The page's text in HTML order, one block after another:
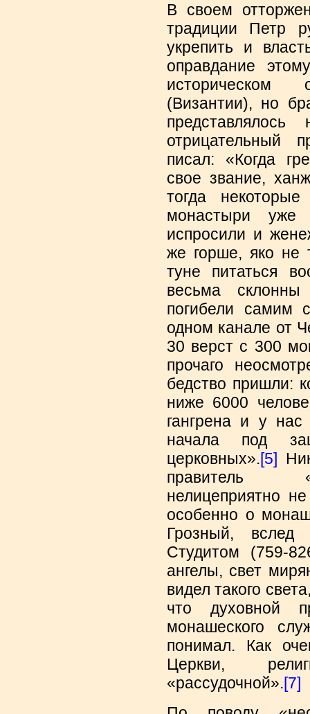
В своем
традиции Петр
укрепить и
оправдание
(Византии), но
отрицательный
писал: «Когда
свое звание,
тогда
монастыри уже
испросили и
же горше, яко не
туне питаться
весьма
погибели самим
одном канале от
30 верст с 300
прочаго
бедство пришли:
ниже 6000
гангрена и у нас
начала под
церковных».[5]
правитель
нелицеприятно
особенно о
Грозный, вслед
Студитом (759-
ангелы, свет
видел такого
что духовной
монашеского
понимал. Как
Церкви,
«рассудочной».[7]